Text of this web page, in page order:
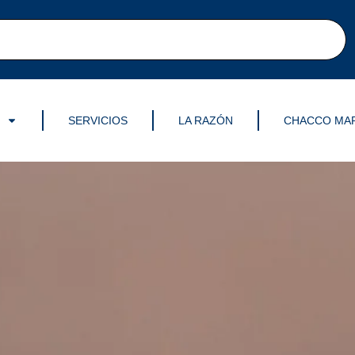
SERVICIOS LA RAZÓN CHACCO